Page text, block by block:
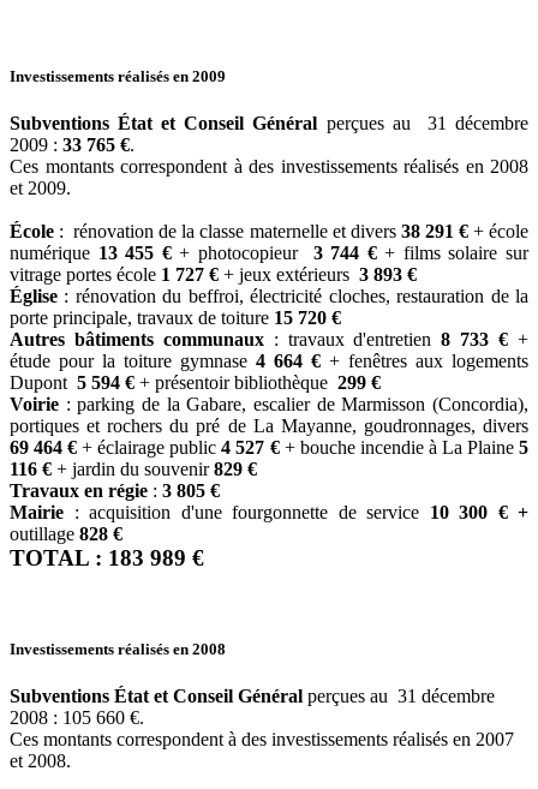
Investissements réalisés en 2009
Subventions État et Conseil Général perçues au 31 décembre
2009 : 33 765 €.
Ces montants correspondent à des investissements réalisés en 2008
et 2009.
École : rénovation de la classe maternelle et divers 38 291 €+ école
numérique 13 455 €+ photocopieur 3 744 €+ films solaire sur
vitrage portes école 1 727 € + jeux extérieurs 3 893 €
Église : rénovation du beffroi, électricité cloches, restauration de la
porte principale, travaux de toiture 15 720 €
Autres bâtiments communaux : travaux d'entretien8 733 € +
étude pour la toiture gymnase 4 664 € + fenêtres aux logements
Dupont 5 594 € + présentoir bibliothèque 299 €
Voirie : parking de la Gabare, escalier de Marmisson (Concordia),
portiques et rochers du pré de La Mayanne, goudronnages, divers
69 464 € + éclairage public4 527 €+ bouche incendie à La Plaine5
116 € + jardin du souvenir829 €
Travaux en régie : 3 805 €
Mairie : acquisition d'une fourgonnette de service 10 300 € +
outillage 828 €
TOTAL : 183 989 €
Investissements réalisés en 2008
Subventions État et Conseil Général perçues au 31 décembre
2008 : 105 660 €.
Ces montants correspondent à des investissements réalisés en 2007
et 2008.